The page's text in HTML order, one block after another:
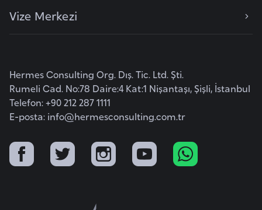
Vize Merkezi
Hermes Consulting Org. Dış. Tic. Ltd. Şti.
Rumeli Cad. No:78 Daire:4 Kat:1 Nişantaşı, Şişli, İstanbul
Telefon: +90 212 287 1111
E-posta: info@hermesconsulting.com.tr
t
C
e
z
a
i
r